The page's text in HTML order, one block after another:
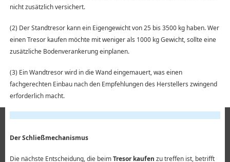
nicht zusätzlich versichert.
(2) Der Standtresor kann ein Eigengewicht von 25 bis 3500 kg haben. Wer
einen Tresor kaufen möchte mit weniger als 1000 kg Gewicht, sollte eine
zusätzliche Bodenverankerung einplanen.
(3) Ein Wandtresor wird in die Wand eingemauert, was einen
fachgerechten Einbau nach den Empfehlungen des Herstellers zwingend
erforderlich macht.
Der Schließmechanismus
Die nächste Entscheidung, die beimTresor kaufen zu treffen ist, betrifft